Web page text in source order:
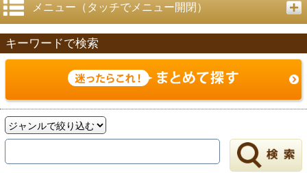
メニュー（タッチでメニュー開閉）
キーワードで検索